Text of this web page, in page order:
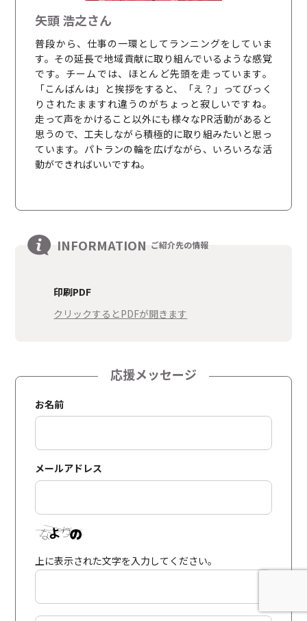
矢頭 浩之さん
普段から、仕事の一環としてランニングをしていま
す。その延長で地域貢献に取り組んでいるような感覚
です。チームでは、ほとんど先頭を走っています。
「こんばんは」と挨拶をすると、「え？」ってびっく
りされたまますれ違うのがちょっと寂しいですね。
走って声をかけること以外にも様々なPR活動があると
思うので、工夫しながら積極的に取り組みたいと思っ
ています。パトランの輪を広げながら、いろいろな活
動ができればいいですね。
INFORMATION ご紹介先の情報
印刷PDF
クリックするとPDFが開きます
応援メッセージ
お名前
メールアドレス
上に表示された文字を入力してください。